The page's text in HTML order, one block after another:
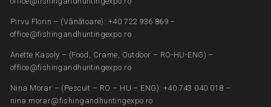
Pirvu Florin – (Vânătoare): +40 722 936 869 –
office@fishingandhuntingexpo.ro
Anette Kasoly – (Food, Crame, Outdoor – RO-HU-ENG) –
office@fishingandhuntingexpo.ro
Nina Morar – (Pescuit – RO – HU – ENG): +40 743 040 018 –
nina.morar@fishingandhuntingexpo.ro